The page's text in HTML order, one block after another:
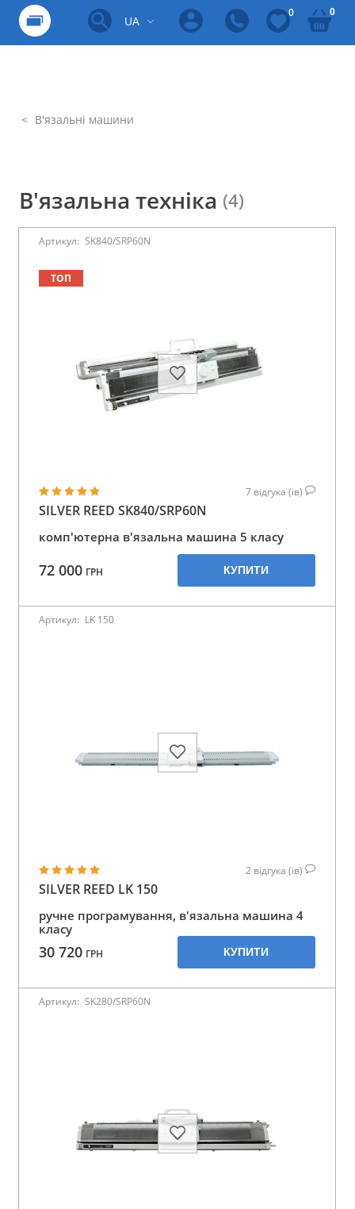
UA
0 0
В'язальні машини
В'язальна техніка (4)
Артикул: SK840/SRP60N
ТОП
7 відгука (ів)
SILVER REED SK840/SRP60N
комп'ютерна в'язальна машина 5 класу
72 000 ГРН КУПИТИ
Артикул: LK 150
2 відгука (ів)
SILVER REED LK 150
ручне програмування, в'язальна машина 4
класу
30 720 ГРН КУПИТИ
Артикул: SK280/SRP60N